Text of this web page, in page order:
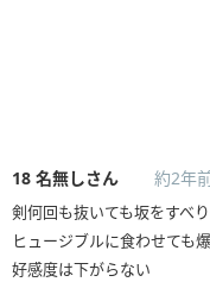
18 名無しさん 約2年
剣何回も抜いても坂をすべ
ヒュージブルに食わせても
好感度は下がらない